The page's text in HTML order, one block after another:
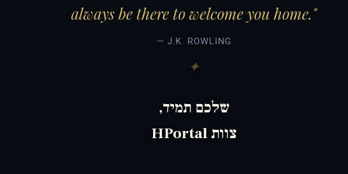
always be there to welcome you home."
— J.K. ROWLING
שלכם תמיד,
צוות HPortal